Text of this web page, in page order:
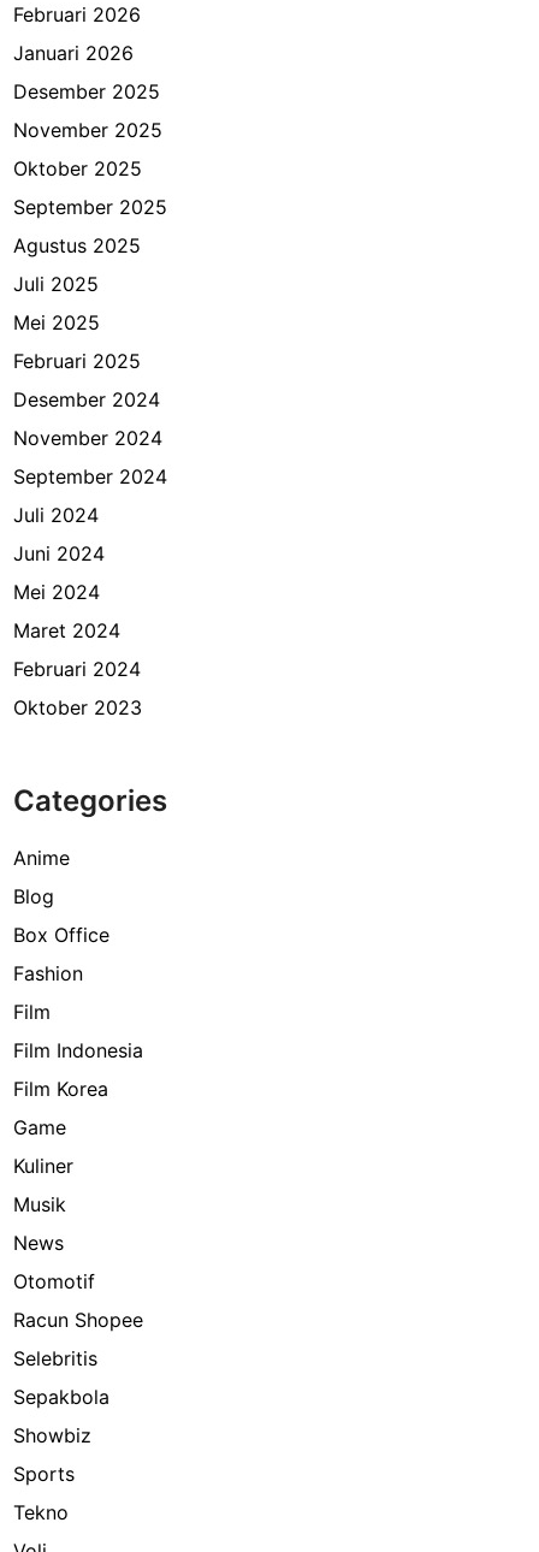
Februari 2026
Januari 2026
Desember 2025
November 2025
Oktober 2025
September 2025
Agustus 2025
Juli 2025
Mei 2025
Februari 2025
Desember 2024
November 2024
September 2024
Juli 2024
Juni 2024
Mei 2024
Maret 2024
Februari 2024
Oktober 2023
Categories
Anime
Blog
Box Office
Fashion
Film
Film Indonesia
Film Korea
Game
Kuliner
Musik
News
Otomotif
Racun Shopee
Selebritis
Sepakbola
Showbiz
Sports
Tekno